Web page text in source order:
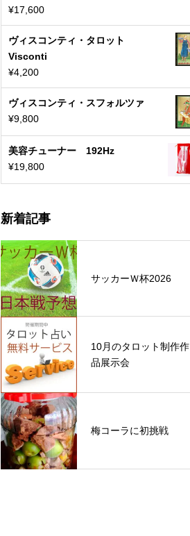
¥17,600
ヴィスコンティ・タロット
Visconti
¥4,200
ヴィスコンティ・スフォルツァ
¥9,800
美容チューナー 192Hz
¥19,800
新着記事
サッカーＷ杯2026
10月のタロット制作作
品展示会
梅コーラに初挑戦